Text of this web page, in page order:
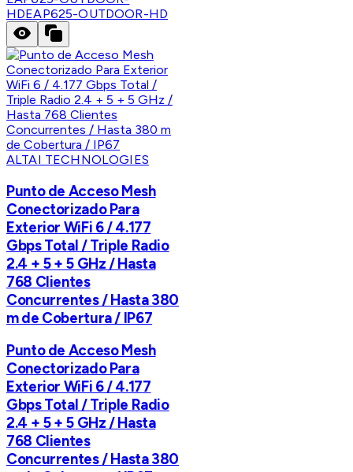
HDEAP625-OUTDOOR-HD
ALTAI TECHNOLOGIES
Punto de Acceso Mesh
Conectorizado Para
Exterior WiFi 6 / 4.177
Gbps Total / Triple Radio
2.4 + 5 + 5 GHz / Hasta
768 Clientes
Concurrentes / Hasta 380
m de Cobertura / IP67
Punto de Acceso Mesh
Conectorizado Para
Exterior WiFi 6 / 4.177
Gbps Total / Triple Radio
2.4 + 5 + 5 GHz / Hasta
768 Clientes
Concurrentes / Hasta 380